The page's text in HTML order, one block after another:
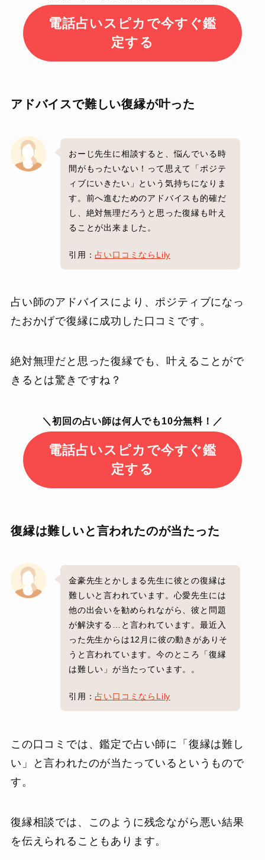
電話占いスピカで今すぐ鑑
定する
アドバイスで難しい復縁が叶った
おーじ先生に相談すると、悩んでいる時
間がもったいない！って思えて「ポジテ
ィブにいきたい」という気持ちになりま
す。前へ進むためのアドバイスも的確だ
し、絶対無理だろうと思った復縁も叶え
ることが出来ました。
引用：占い口コミならLily
占い師のアドバイスにより、ポジティブになっ
たおかげで復縁に成功した口コミです。
絶対無理だと思った復縁でも、叶えることがで
きるとは驚きですね？
＼初回の占い師は何人でも10分無料！／
電話占いスピカで今すぐ鑑
定する
復縁は難しいと言われたのが当たった
金豪先生とかしまる先生に彼との復縁は
難しいと言われています。心愛先生には
他の出会いを勧められながら、彼と問題
が解決する…と言われています。最近入
った先生からは12月に彼の動きがありそ
うと言われています。今のところ「復縁
は難しい」が当たっています。。
引用：占い口コミならLily
この口コミでは、鑑定で占い師に「復縁は難し
い」と言われたのが当たっているというもので
す。
復縁相談では、このように残念ながら悪い結果
を伝えられることもあります。